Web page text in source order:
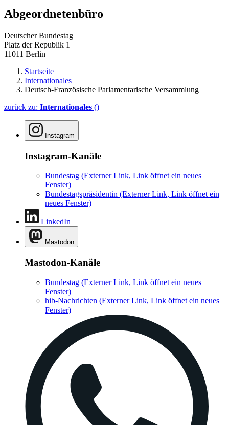
Abgeordnetenbüro
Deutscher Bundestag
Platz der Republik 1
11011 Berlin
Startseite
Internationales
Deutsch-Französische Parlamentarische Versammlung
zurück zu: Internationales ()
Instagram
Instagram-Kanäle
Bundestag (Externer Link, Link öffnet ein neues
Fenster)
Bundestagspräsidentin (Externer Link, Link öffnet ein
neues Fenster)
LinkedIn
Mastodon
Mastodon-Kanäle
Bundestag (Externer Link, Link öffnet ein neues
Fenster)
hib-Nachrichten (Externer Link, Link öffnet ein neues
Fenster)